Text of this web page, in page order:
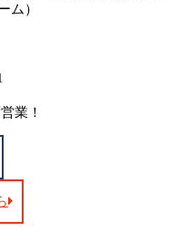
ム）
業！